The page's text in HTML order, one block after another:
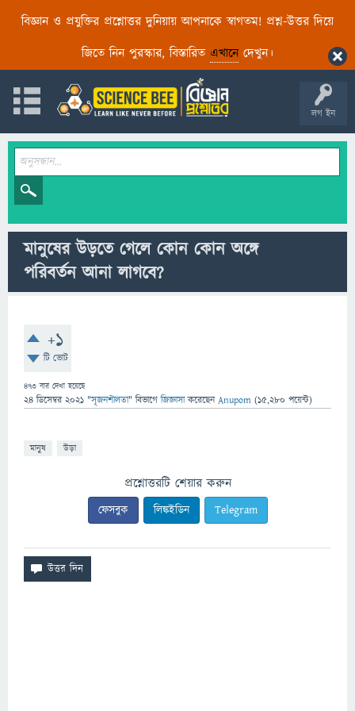
বিজ্ঞান ও প্রযুক্তির প্রশ্নোত্তর দুনিয়ায় আপনাকে স্বাগতম! প্রশ্ন-উত্তর দিয়ে
জিতে নিন পুরস্কার, বিস্তারিত এখানেদেখুন।
লগ ইন
মানুষের উড়তে গেলে কোন কোন অঙ্গে
পরিবর্তন আনা লাগবে?
+1
টি ভোট
473 বার দেখা হয়েছে
24 ডিসেম্বর 2021 "সৃজনশীলতা" বিভাগে জিজ্ঞাসাকরেছেনAnupom (15,280 পয়েন্ট)
মানুষ উড়া
প্রশ্নোত্তরটি শেয়ার করুন
ফেসবুক লিঙ্কইডিন Telegram